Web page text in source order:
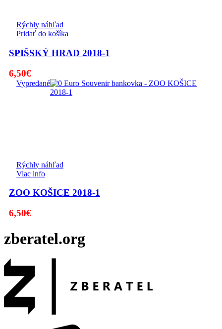
Rýchly náhľad
Pridať do košíka
SPIŠSKÝ HRAD 2018-1
6,50€
Vypredané
Rýchly náhľad
Viac info
ZOO KOŠICE 2018-1
6,50€
zberatel.org